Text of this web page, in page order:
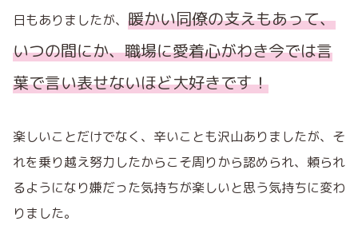
日もありましたが、 暖かい同僚の支えもあって、
いつの間にか、職場に愛着心がわき今では言
葉で言い表せないほど大好きです！
楽しいことだけでなく、辛いことも沢山ありましたが、そ
れを乗り越え努力したからこそ周りから認められ、頼られ
るようになり嫌だった気持ちが楽しいと思う気持ちに変わ
りました。